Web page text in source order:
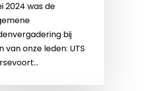
2024 was de
bij
van onze leden: UTS